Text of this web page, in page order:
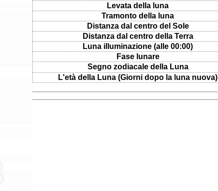
Levata della luna
Tramonto della luna
Distanza dal centro del Sole
Distanza dal centro della Terra
Luna illuminazione (alle 00:00)
Fase lunare
Segno zodiacale della Luna
L'età della Luna (Giorni dopo la luna nuova)